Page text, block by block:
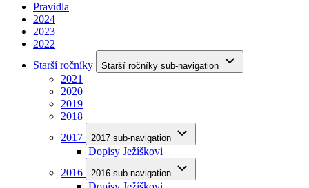
Pravidla
2024
2023
2022
Starší ročníky
Starší ročníky sub-navigation
2021
2020
2019
2018
2017
2017 sub-navigation
Dopisy Ježíškovi
2016
2016 sub-navigation